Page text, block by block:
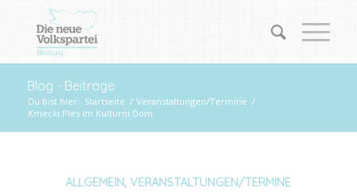
Blog - Beiträge
Du bist hier: Startseite / Veranstaltungen/Termine /
Kmecki Ples Im Kulturni Dom
ALLGEMEIN,VERANSTALTUNGEN/TERMINE